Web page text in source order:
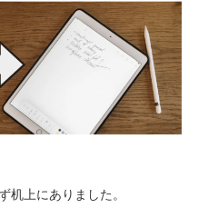
机上にありました。